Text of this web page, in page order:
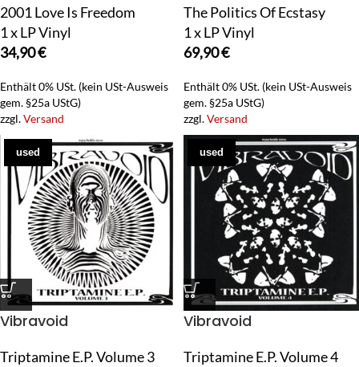
2001 Love Is Freedom
1 x LP Vinyl
34,90€
Enthält 0% USt. (kein USt-Ausweis
gem. §25a UStG)
zzgl.Versand
The Politics Of Ecstasy
1 x LP Vinyl
69,90€
Enthält 0% USt. (kein USt-Ausweis
gem. §25a UStG)
zzgl.Versand
used
Vibravoid
Triptamine E.P. Volume 3
used
Vibravoid
Triptamine E.P. Volume 4